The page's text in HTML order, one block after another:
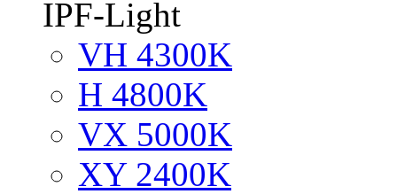
IPF-Light
VH 4300K
H 4800K
VX 5000K
XY 2400K